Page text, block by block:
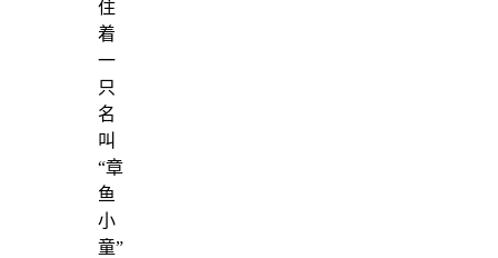
住
着
一
只
名
叫
“章
鱼
小
童”